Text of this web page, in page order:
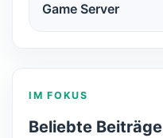
Game Server
IM FOKUS
Beliebte Beiträge